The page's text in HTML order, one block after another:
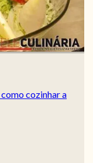
cozinhar a